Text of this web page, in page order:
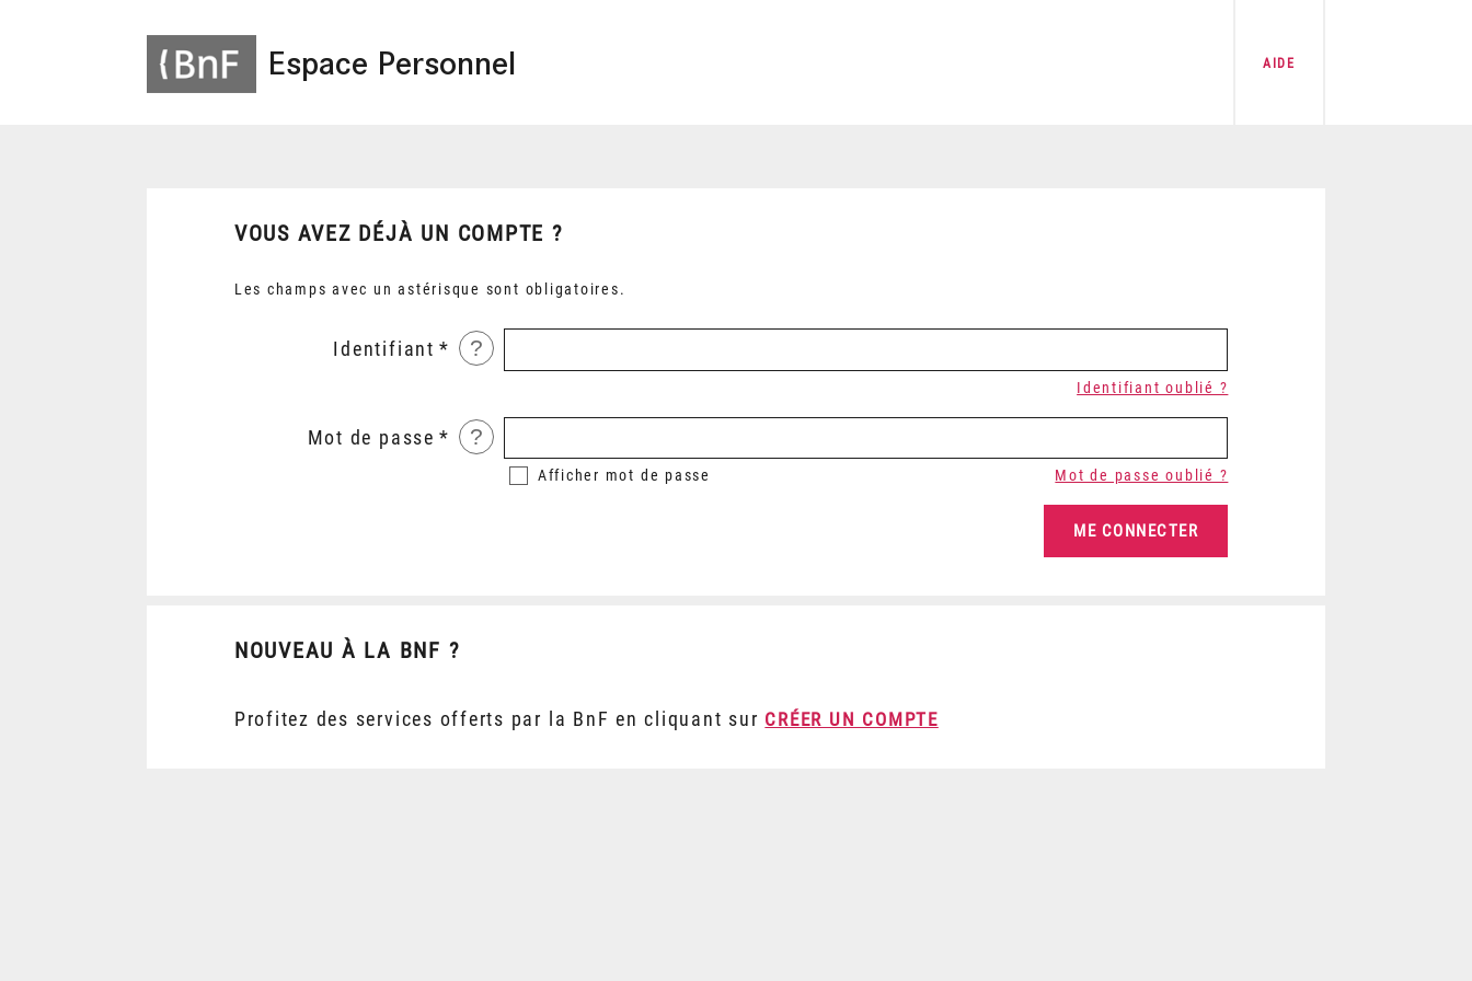
Espace Personnel AIDE
VOUS AVEZ DÉJÀ UN COMPTE ?
Les champs avec un astérisque sont obligatoires.
Identifiant ?
Identifiant oublié ?
Mot de passe ?
Afficher mot de passe Mot de passe oublié ?
NOUVEAU À LA BNF ?
Profitez des services offerts par la BnF en cliquant sur CRÉER UN COMPTE